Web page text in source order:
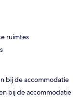
ruimtes
bij de accommodatie
bij de accommodatie